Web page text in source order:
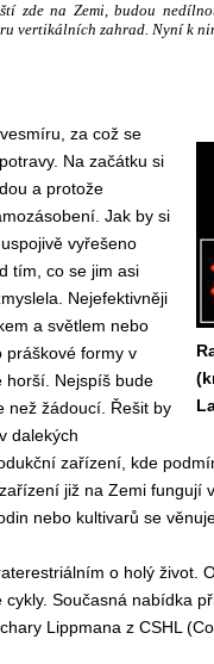
zde na Zemi, budou
vertikálních zahrad. Nyní k
za což se
Na začátku si
a protože
Jak by si
vyřešeno
tím, co se jim asi
Nejefektivněji
a světlem nebo
práškové formy v
horší. Nejspíš bude
než žádoucí. Řešit by
dalekých
zařízení, kde
již na Zemi fungují
nebo kultivarů se
o holý život.
Současná nabídka
Lippmana z CSHL